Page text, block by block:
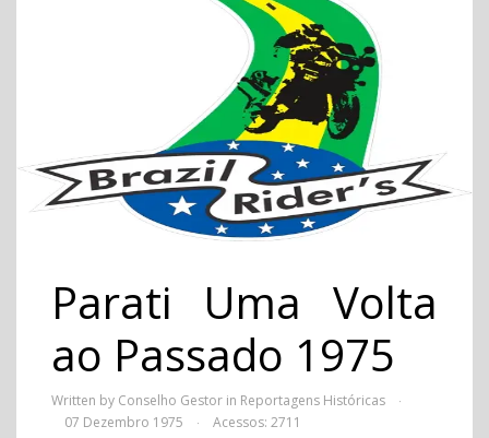
Parati Uma Volta
ao Passado 1975
Written by Conselho Gestor in Reportagens Históricas ·
07 Dezembro 1975 · Acessos: 2711